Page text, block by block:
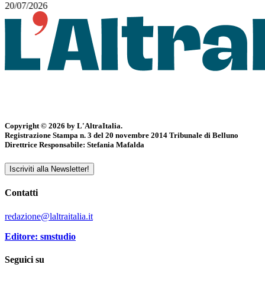
20/07/2026
Copyright © 2026 by L'AltraItalia.
Registrazione Stampa n. 3 del 20 novembre 2014 Tribunale di Belluno
Direttrice Responsabile: Stefania Mafalda
Iscriviti alla Newsletter!
Contatti
redazione@laltraitalia.it
Editore: smstudio
Seguici su